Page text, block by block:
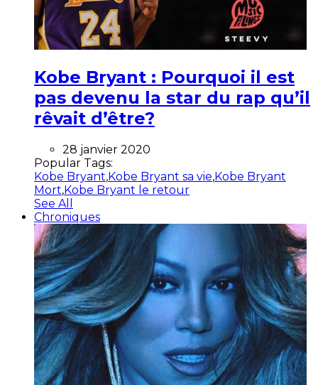
Kobe Bryant : Pourquoi il est
pas devenu la star du rap qu’il
rêvait d’être?
28 janvier 2020
Popular Tags:
Kobe Bryant,Kobe Bryant sa vie,Kobe Bryant
Mort,Kobe Bryant le retour
See All
Chroniques